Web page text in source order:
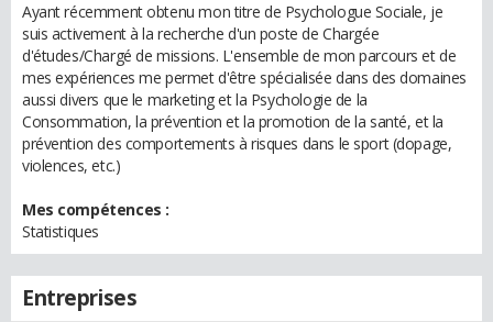
Ayant récemment obtenu mon titre de Psychologue Sociale, je
suis activement à la recherche d'un poste de Chargée
d'études/Chargé de missions. L'ensemble de mon parcours et de
mes expériences me permet d'être spécialisée dans des domaines
aussi divers que le marketing et la Psychologie de la
Consommation, la prévention et la promotion de la santé, et la
prévention des comportements à risques dans le sport (dopage,
violences, etc.)
Mes compétences :
Statistiques
Entreprises